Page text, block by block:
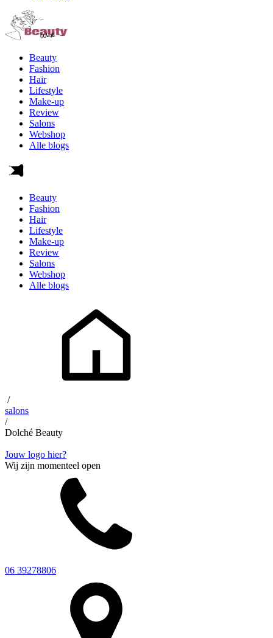
Beauty
Fashion
Hair
Lifestyle
Make-up
Review
Salons
Webshop
Alle blogs
Beauty
Fashion
Hair
Lifestyle
Make-up
Review
Salons
Webshop
Alle blogs
/
salons
/
Dolché Beauty
Jouw logo hier?
Wij zijn momenteel open
06 39278806